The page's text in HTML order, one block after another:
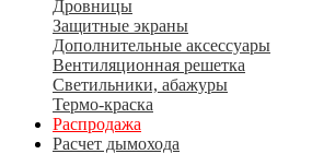
Дровницы
Защитные экраны
Дополнительные аксессуары
Вентиляционная решетка
Светильники, абажуры
Термо-краска
Распродажа
Расчет дымохода